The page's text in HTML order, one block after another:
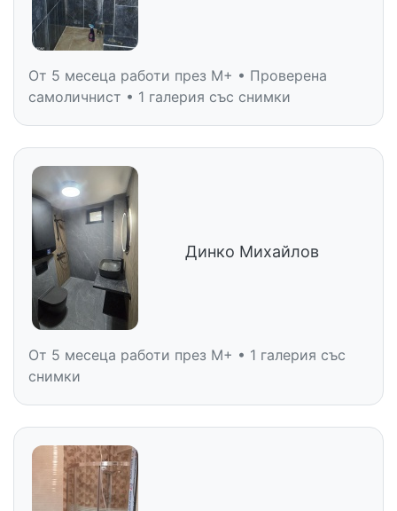
От 5 месеца работи през M+ • Проверена
самоличнист • 1 галерия със снимки
Динко Михайлов
От 5 месеца работи през M+ • 1 галерия със
снимки